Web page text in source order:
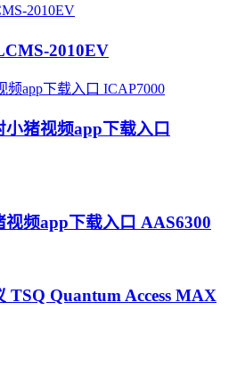
2010EV
猪视频app下载入口
频app下载入口 AAS6300
TSQ Quantum Access MAX